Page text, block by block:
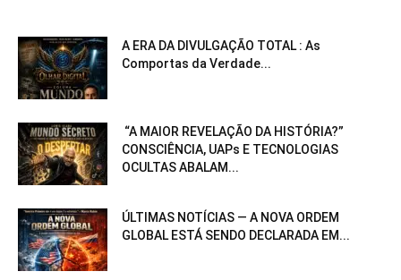
A ERA DA DIVULGAÇÃO TOTAL : As
Comportas da Verdade...
“A MAIOR REVELAÇÃO DA HISTÓRIA?”
CONSCIÊNCIA, UAPs E TECNOLOGIAS
OCULTAS ABALAM...
ÚLTIMAS NOTÍCIAS — A NOVA ORDEM
GLOBAL ESTÁ SENDO DECLARADA EM...